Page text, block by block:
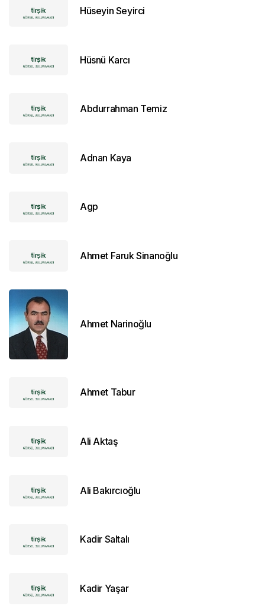
Hüseyin Seyirci
Hüsnü Karcı
Abdurrahman Temiz
Adnan Kaya
Agp
Ahmet Faruk Sinanoğlu
Ahmet Narinoğlu
Ahmet Tabur
Ali Aktaş
Ali Bakırcıoğlu
Kadir Saltalı
Kadir Yaşar